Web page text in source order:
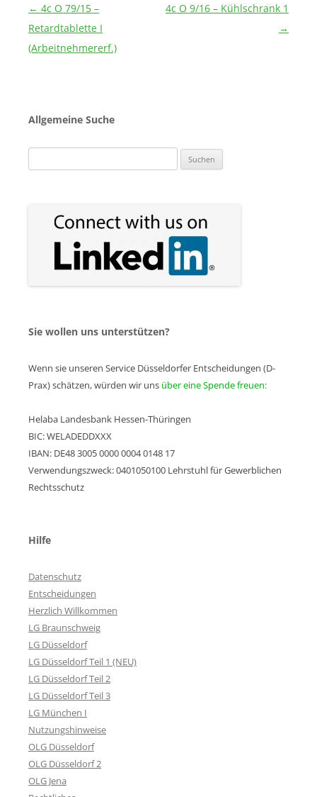
Beitragsnavigation
← 4c O 79/15 –
Retardtablette I
(Arbeitnehmererf.)
4c O 9/16 – Kühlschrank 1
→
Allgemeine Suche
nach:
Sie wollen uns unterstützen?
Wenn sie unseren Service Düsseldorfer Entscheidungen (D-
Prax) schätzen, würden wir uns über eine Spende freuen:
Helaba Landesbank Hessen-Thüringen
BIC: WELADEDDXXX
IBAN: DE48 3005 0000 0004 0148 17
Verwendungszweck: 0401050100 Lehrstuhl für Gewerblichen
Rechtsschutz
Hilfe
Datenschutz
Entscheidungen
Herzlich Willkommen
LG Braunschweig
LG Düsseldorf
LG Düsseldorf Teil 1 (NEU)
LG Düsseldorf Teil 2
LG Düsseldorf Teil 3
LG München I
Nutzungshinweise
OLG Düsseldorf
OLG Düsseldorf 2
OLG Jena